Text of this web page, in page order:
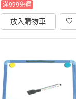
滿999免運
放入購物車